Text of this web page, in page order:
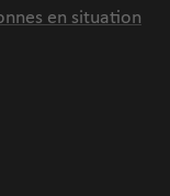
en situation